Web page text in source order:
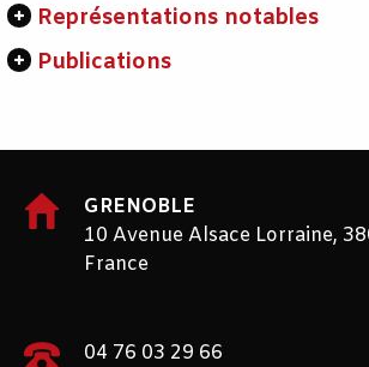
Représentations notables
Publications
GRENOBLE
10 Avenue Alsace Lorraine,
France
04 76 03 29 66